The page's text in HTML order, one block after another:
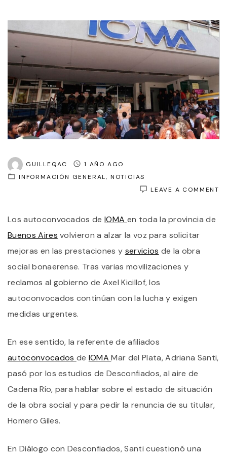
GUILLEQAC
1 AÑO AGO
INFORMACIÓN GENERAL NOTICIAS
LEAVE A COMMENT
Los autoconvocados deIOMA en toda la provincia de
Buenos Aires volvieron a alzar la voz para solicitar
mejoras en las prestaciones y servicios de la obra
social bonaerense. Tras varias movilizaciones y
reclamos al gobierno de Axel Kicillof, los
autoconvocados continúan con la lucha y exigen
medidas urgentes.
En ese sentido, la referente de afiliados
autoconvocados de IOMAMar del Plata, Adriana Santi,
pasó por los estudios de Desconfiados, al aire de
Cadena Río, para hablar sobre el estado de situación
de la obra social y para pedir la renuncia de su titular,
Homero Giles.
En Diálogo con Desconfiados, Santi cuestionó una